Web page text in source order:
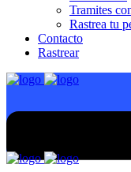
Tramites
Rastrea tu
Contacto
Rastrear